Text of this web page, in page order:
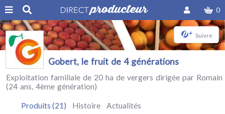
0
+ Suivre
Gobert, le fruit de 4 générations
Exploitation familiale de 20 ha de vergers dirigée par Romain
(24 ans, 4ème génération)
Produits (21) Histoire Actualités